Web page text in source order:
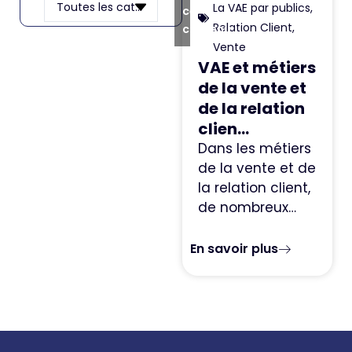
ce
contenu
La VAE par publics,
Relation Client,
Vente
VAE et métiers
de la vente et
de la relation
clien...
Dans les métiers
de la vente et de
la relation client,
de nombreux…
En savoir plus